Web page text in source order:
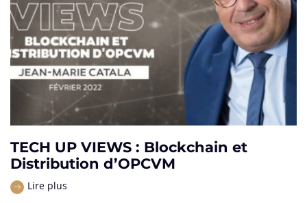
TECH UP VIEWS : Blockchain et
Distribution d’OPCVM
Lire plus